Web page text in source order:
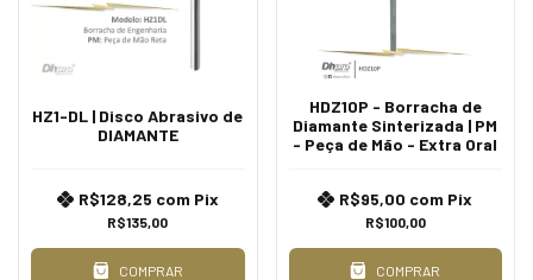
HZ1-DL | Disco Abrasivo de
DIAMANTE
R$135,00
R$128,25 com Pix
COMPRAR
HDZ10P - Borracha de
Diamante Sinterizada | PM
- Peça de Mão - Extra Oral
R$100,00
R$95,00 com Pix
COMPRAR